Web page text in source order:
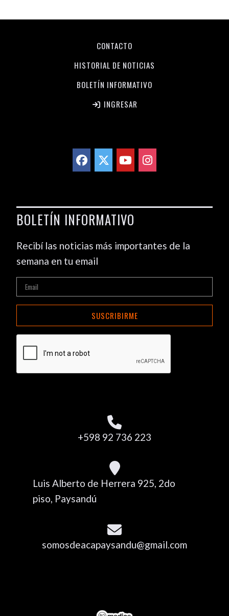
CONTACTO
HISTORIAL DE NOTICIAS
BOLETÍN INFORMATIVO
INGRESAR
BOLETÍN INFORMATIVO
Recibí las noticias más importantes de la
semana en tu email
SUSCRIBIRME
+598 92 736 223
Luis Alberto de Herrera 925, 2do
piso, Paysandú
somosdeacapaysandu@gmail.com